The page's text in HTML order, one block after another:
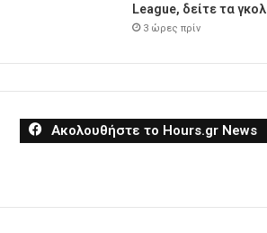
League, δείτε τα γκολ
3 ώρες πρίν
Ακολουθήστε το Hours.gr News